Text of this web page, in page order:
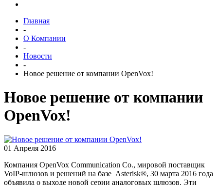
Главная
-
О Компании
-
Новости
-
Новое решение от компании OpenVox!
Новое решение от компании
OpenVox!
01 Апреля 2016
Компания OpenVox Communication Co., мировой поставщик
VoIP-шлюзов и решений на базе Asterisk®, 30 марта 2016 года
объявила о выходе новой серии аналоговых шлюзов. Эти